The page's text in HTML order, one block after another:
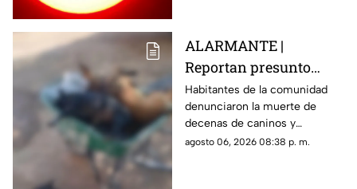
ALARMANTE |
Reportan presunto
env3nen4miento de al
menos 23 perros en
esta zona de Querétaro:
IMAGENES SENSIBLES
Habitantes de la comunidad
denunciaron la muerte de
decenas de caninos y
solicitaron que se esclarezcan
agosto 06, 2026 08:38 p. m.